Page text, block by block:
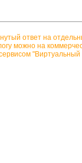
ответ на
можно на
"Виртуальный